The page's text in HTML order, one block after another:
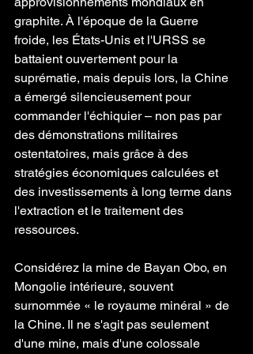
graphite. À l'époque de la Guerre
froide, les États-Unis et l'URSS se
battaient ouvertement pour la
suprématie, mais depuis lors, la Chine
a émergé silencieusement pour
commander l'échiquier – non pas par
des démonstrations militaires
ostentatoires, mais grâce à des
stratégies économiques calculées et
des investissements à long terme dans
l'extraction et le traitement des
ressources.
Considérez la mine de Bayan Obo, en
Mongolie intérieure, souvent
surnommée « le royaume minéral » de
la Chine. Il ne s'agit pas seulement
d'une mine, mais d'une colossale